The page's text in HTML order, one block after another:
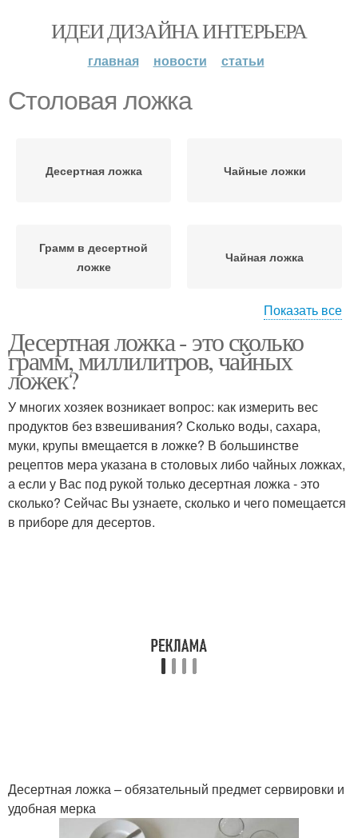
ИДЕИ ДИЗАЙНА ИНТЕРЬЕРА
главная новости статьи
Столовая ложка
Десертная ложка Чайные ложки
Грамм в десертной
ложке
Чайная ложка
Десертные ложки Веса в столовой ложке
Таблица для столовой
ложки
Дрожжей в десертной
ложке
Показать все
Десертная ложка - это сколько
грамм, миллилитров, чайных
ложек?
У многих хозяек возникает вопрос: как измерить вес
продуктов без взвешивания? Сколько воды, сахара,
муки, крупы вмещается в ложке? В большинстве
рецептов мера указана в столовых либо чайных ложках,
а если у Вас под рукой только десертная ложка - это
сколько? Сейчас Вы узнаете, сколько и чего помещается
в приборе для десертов.
Десертная ложка – обязательный предмет сервировки и
удобная мерка